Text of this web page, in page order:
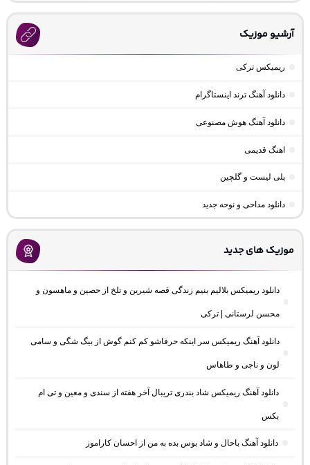
آرشیو موزیک
ریمیکس ترکی
دانلود آهنگ ترند اینستاگرام
دانلود آهنگ هوش مصنوعی
اهنگ قدیمی
پلی لیست و گلچین
دانلود مداحی و نوحه جدید
موزیک های جدید
دانلود ریمیکس بلالیم بنیم زندگی قصه شیرین و تلخ از حصین و ماهسون و
محسن لرستانی | ترکی
دانلود آهنگ ریمیکس سر اینکه حرفاشو کم کنم گوش از بیگ شگی و سامی
لون و ناجی و طاهاس
دانلود آهنگ ریمیکس شاد بندری تریبال آخر هفته از سندی و معین و تی ام
بکس
دانلود آهنگ باحال و شاد بوس بده به من از احسان کاراموز